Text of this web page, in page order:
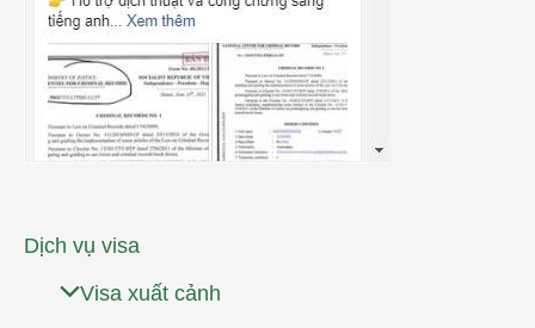
Dịch vụ visa
Visa xuất cảnh